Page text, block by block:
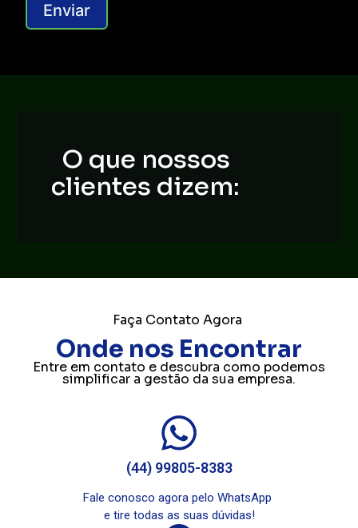
Enviar
O que nossos
clientes dizem:
Faça Contato Agora
Onde nos Encontrar
Entre em contato e descubra como podemos
simplificar a gestão da sua empresa.
(44) 99805-8383
Fale conosco agora pelo WhatsApp
e tire todas as suas dúvidas!